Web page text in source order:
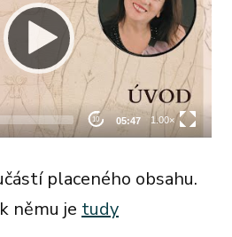
placeného obsahu.
němu je tudy